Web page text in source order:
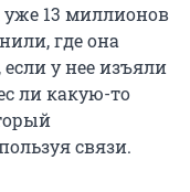
13 миллионов
где она
у нее изъяли
ли какую-то
связи.